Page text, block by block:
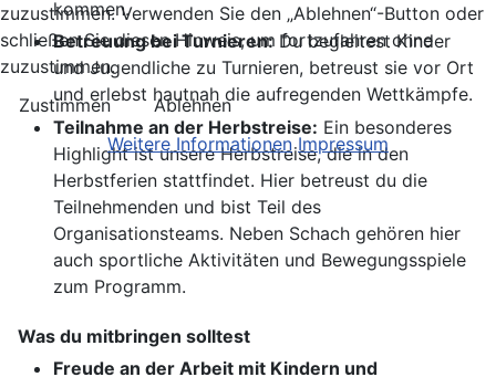
kommen.
Betreuung bei Turnieren:Du begleitest Kinder
und Jugendliche zu Turnieren, betreust sie vor Ort
und erlebst hautnah die aufregenden Wettkämpfe.
Teilnahme an der Herbstreise: Ein besonderes
Highlight ist unsere Herbstreise, die in den
Herbstferien stattfindet. Hier betreust du die
Teilnehmenden und bist Teil des
Organisationsteams. Neben Schach gehören hier
auch sportliche Aktivitäten und Bewegungsspiele
zum Programm.
Was du mitbringen solltest
Freude an der Arbeit mit Kindern und
zuzustimmen. Verwenden Sie den „Ablehnen“-Button oder
schließen Sie diesen Hinweis, um fortzufahren ohne
zuzustimmen.
Zustimmen
Ablehnen
Weitere Informationen Impressum